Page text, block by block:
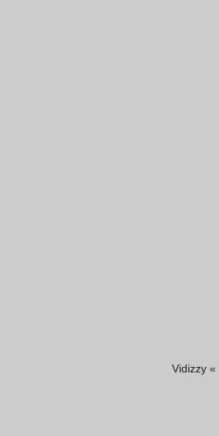
»
Vidizzy